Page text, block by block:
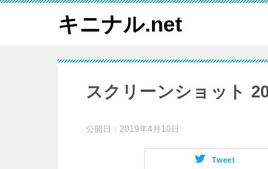
キニナル.net
スクリーンショット
公開日： 2019年4月10日
Tweet